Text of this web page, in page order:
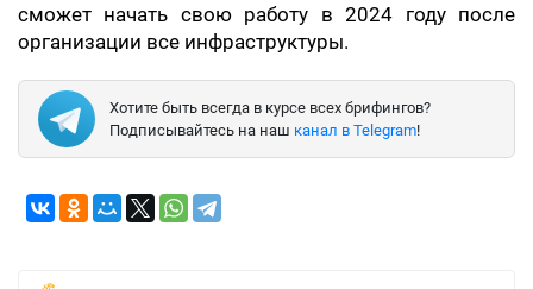
сможет начать свою работу в 2024 году после
организации все инфраструктуры.
Хотите быть всегда в курсе всех брифингов?
Подписывайтесь на наш канал в Telegram!